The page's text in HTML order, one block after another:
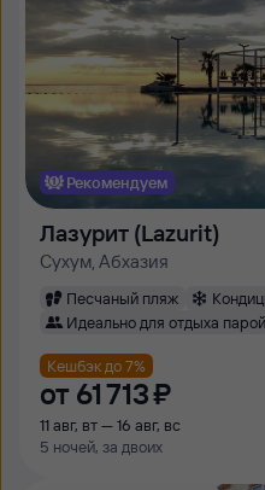
Рекомендуем
Лазурит (Lazurit)
Сухум, Абхазия
Песчаный пляж
Идеально для отдыха парой
Кешбэк до 7%
от 61 ⁠713 ⁠₽
11 авг, вт — 16 авг, вс
5 ночей, за двоих